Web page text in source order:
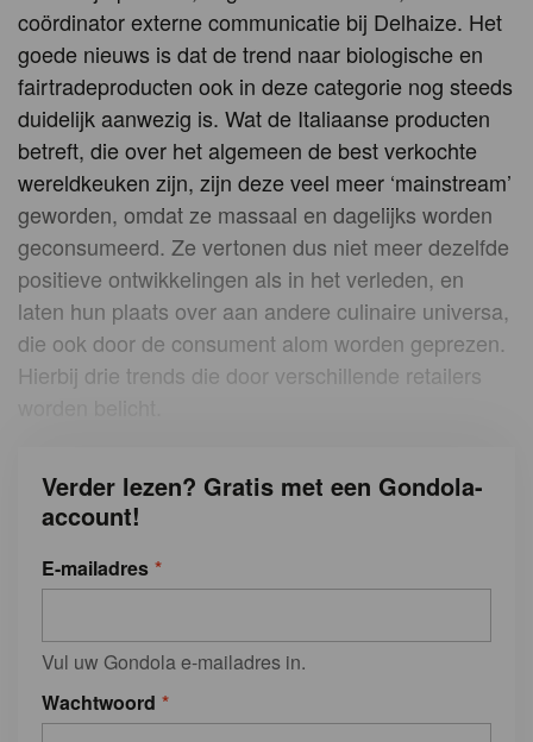
coördinator externe communicatie bij Delhaize. Het
goede nieuws is dat de trend naar biologische en
fairtradeproducten ook in deze categorie nog steeds
duidelijk aanwezig is. Wat de Italiaanse producten
betreft, die over het algemeen de best verkochte
wereldkeuken zijn, zijn deze veel meer ‘mainstream’
geworden, omdat ze massaal en dagelijks worden
geconsumeerd. Ze vertonen dus niet meer dezelfde
positieve ontwikkelingen als in het verleden, en
laten hun plaats over aan andere culinaire universa,
die ook door de consument alom worden geprezen.
Hierbij drie trends die door verschillende retailers
Verder lezen? Gratis met een Gondola-
account!
E-mailadres
Vul uw Gondola e-mailadres in.
Wachtwoord